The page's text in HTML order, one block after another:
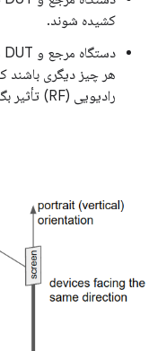
کشیده شوند.
هر چیز دیگری باشند
رادیویی (RF) تأثیر بگذارد.